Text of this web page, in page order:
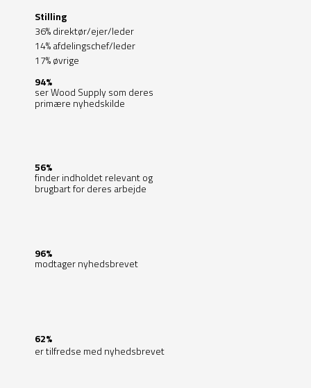
Stilling
36% direktør/ejer/leder
14% afdelingschef/leder
17% øvrige
94%
ser Wood Supply som deres
primære nyhedskilde
56%
finder indholdet relevant og
brugbart for deres arbejde
96%
modtager nyhedsbrevet
62%
er tilfredse med nyhedsbrevet